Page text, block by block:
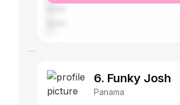
6. Funky Josh
Panama